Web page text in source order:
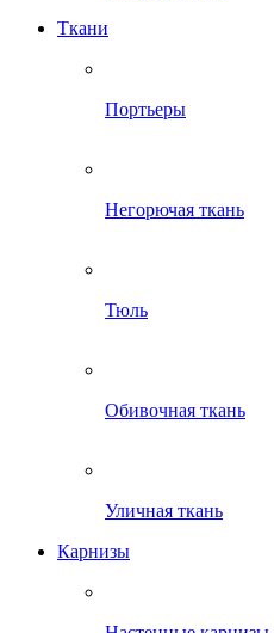
Ткани
Портьеры
Негорючая ткань
Тюль
Обивочная ткань
Уличная ткань
Карнизы